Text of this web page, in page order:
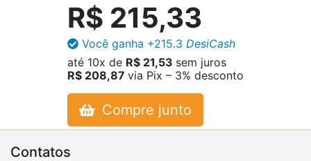
R$ 215,33
Você ganha +215.3 DesiCash
até 10x de R$ 21,53 sem juros
R$ 208,87 via Pix – 3% desconto
Compre junto
Contatos